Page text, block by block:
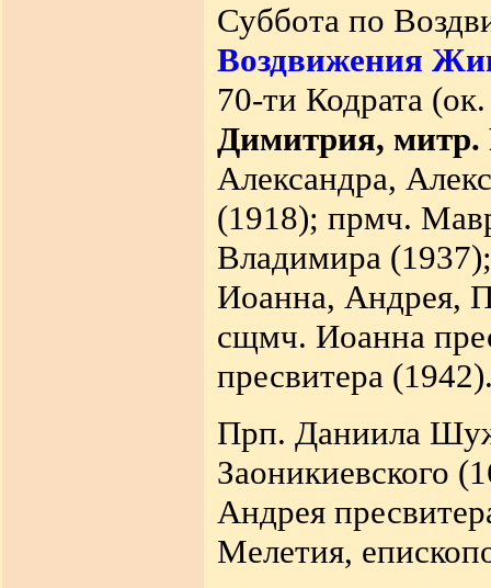
Суббота по
Воздвижения
70-ти Кодрата
Димитрия, митр.
Александра,
(1918); прмч.
Владимира
Иоанна, Андрея,
сщмч. Иоанна
пресвитера
Прп. Даниила
Заоникиевского
Андрея
Мелетия,